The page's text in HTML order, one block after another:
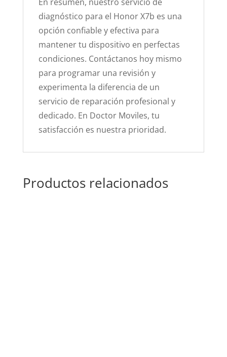
diagnóstico para el Honor X7b es una
opción confiable y efectiva para
mantener tu dispositivo en perfectas
condiciones. Contáctanos hoy mismo
para programar una revisión y
experimenta la diferencia de un
servicio de reparación profesional y
dedicado. En Doctor Moviles, tu
satisfacción es nuestra prioridad.
Productos relacionados